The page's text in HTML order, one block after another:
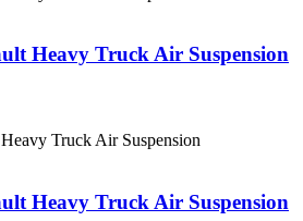
Heavy Truck Air Suspension
Heavy Truck Air Suspension